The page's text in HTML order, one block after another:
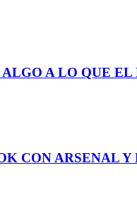
A LO QUE
CON ARSENAL